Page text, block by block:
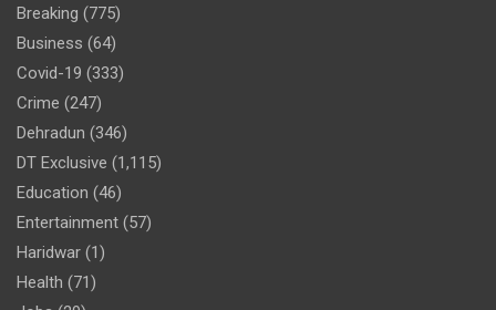
Breaking (775)
Business (64)
Covid-19 (333)
Crime (247)
Dehradun (346)
DT Exclusive (1,115)
Education (46)
Entertainment (57)
Haridwar (1)
Health (71)